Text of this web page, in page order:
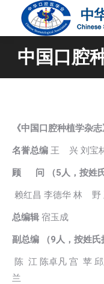
中国口腔
《中国口腔种植学杂
名誉总编 王 兴 刘
顾 问 （5人，按姓
赖红昌 李德华 林 野
总编辑 宿玉成
副总编 （9人，按姓
陈 江 陈卓凡 宫 苹
兰